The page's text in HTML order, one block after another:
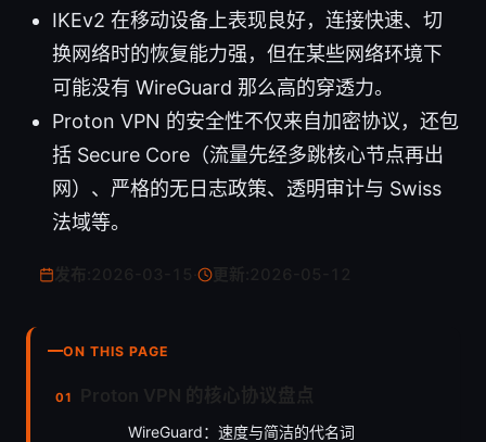
IKEv2 在移动设备上表现良好，连接快速、切
换网络时的恢复能力强，但在某些网络环境下
可能没有 WireGuard 那么高的穿透力。
Proton VPN 的安全性不仅来自加密协议，还包
括 Secure Core（流量先经多跳核心节点再出
网）、严格的无日志政策、透明审计与 Swiss
法域等。
更新:
ON THIS PAGE
WireGuard：速度与简洁的代名词